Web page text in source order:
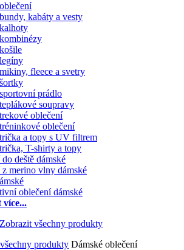
kabáty a vesty
fleece a svetry
prádlo
soupravy
oblečení
oblečení
a topy s UV filtrem
T-shirty a topy
deště dámské
merino vlny dámské
oblečení dámské
více...
produkty Dámské oblečení